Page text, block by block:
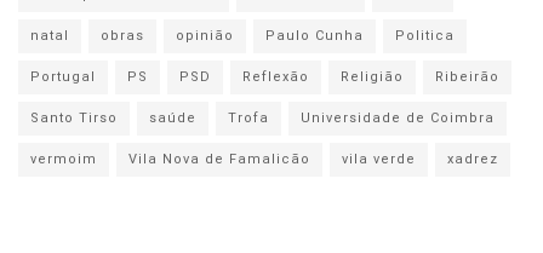
natal
obras opinião Paulo Cunha
Politica
Portugal
PS PSD Reflexão Religião
Ribeirão
Santo Tirso
saúde Trofa
Universidade de Coimbra
vermoim
Vila Nova de Famalicão vila verde xadrez